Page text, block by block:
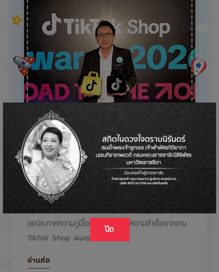
ปิด
DODOLOVE รับรางวัลในงาน TikTok Shop
Awards 2026
ขอประกาศความภูมิใจกับรางวัลแห่งความสำเร็จจากงาน
TikTok Shop Awards 2026
อ่านต่อ